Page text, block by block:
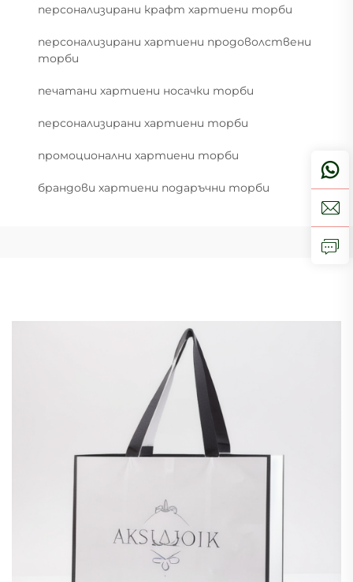
персонализирани крафт хартиени торби
персонализирани хартиени продоволствени
торби
печатани хартиени носачки торби
персонализирани хартиени торби
промоционални хартиени торби
брандови хартиени подаръчни торби